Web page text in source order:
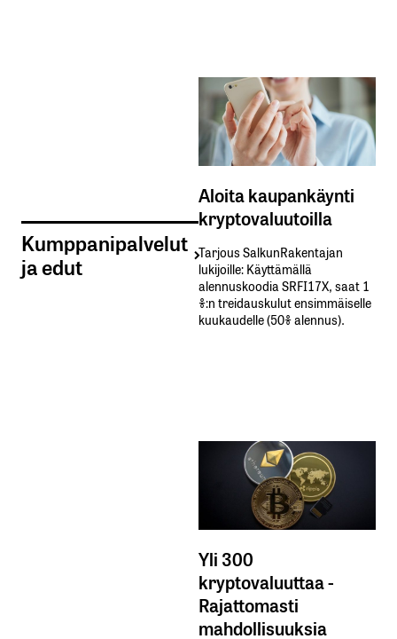
Kumppanipalvelut
ja edut
Aloita kaupankäynti
kryptovaluutoilla
Tarjous SalkunRakentajan
lukijoille: Käyttämällä​ ​
alennuskoodia​ ​SRFI17X,​ ​saat​ ​1
%:n treidauskulut​ ​ensimmäiselle​ ​
kuukaudelle​ ​(50%​ ​alennus).
Yli 300
kryptovaluuttaa -
Rajattomasti
mahdollisuuksia